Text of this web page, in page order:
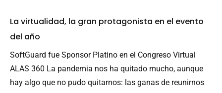
La virtualidad, la gran protagonista en el evento
del año
SoftGuard fue Sponsor Platino en el Congreso Virtual
ALAS 360 La pandemia nos ha quitado mucho, aunque
hay algo que no pudo quitarnos: las ganas de reunirnos